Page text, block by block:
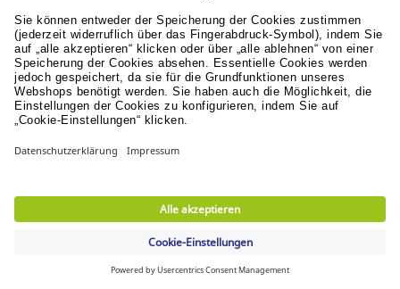
Nachhaltige Entwicklung
Ihre Vorteile
Schnelle Lieferung
Kostenlose Rücksendungen